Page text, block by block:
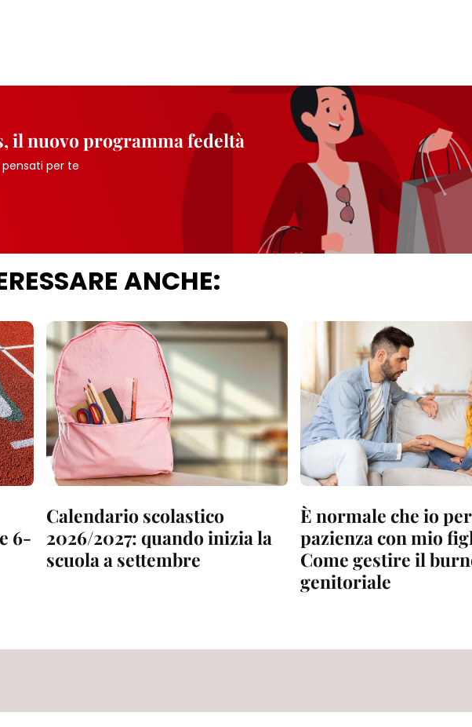
il nuovo programma fedeltà
per te
ANCHE:
6-
Calendario scolastico
2026/2027: quando inizia la
scuola a settembre
È normale che io
pazienza con mio
Come gestire il
genitoriale